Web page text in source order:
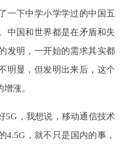
一下中学小学学过的中国五
中国和世界都是在矛盾和失
发明，一开始的需求其实都
明显，但发明出来后，这个
涨。
5G，我想说，移动通信技术
4.5G，就不只是国内的事，